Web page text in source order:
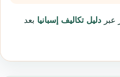
عبر دليل تكاليف إسبانيا بعد